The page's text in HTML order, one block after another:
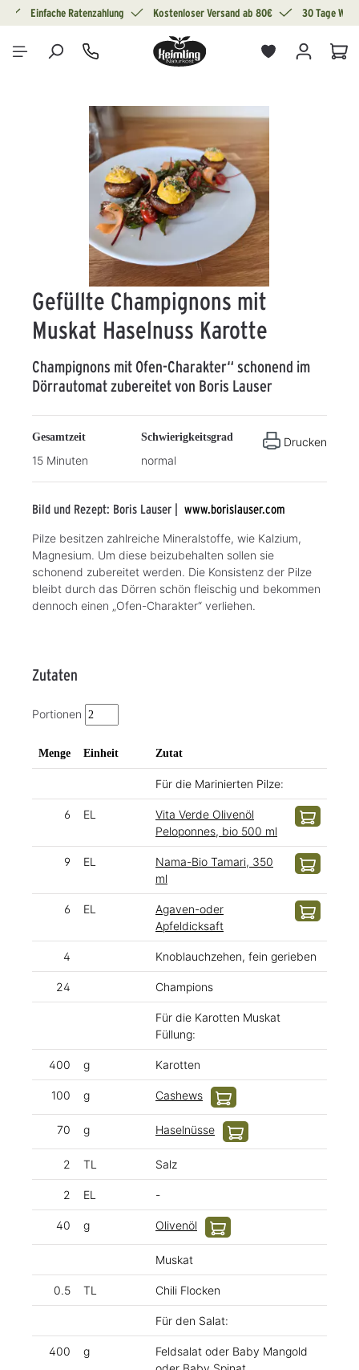
springen
Einfache Ratenzahlung Kostenloser Versand ab 80€ 30 Tage
Bildergalerie überspringen
Gefüllte Champignons mit
Muskat Haselnuss Karotte
Champignons mit Ofen-Charakter“ schonend im
Dörrautomat zubereitet von Boris Lauser
Gesamtzeit
15 Minuten
Schwierigkeitsgrad
normal
Drucken
Bild und Rezept: Boris Lauser | www.borislauser.com
Pilze besitzen zahlreiche Mineralstoffe, wie Kalzium,
Magnesium. Um diese beizubehalten sollen sie
schonend zubereitet werden. Die Konsistenz der Pilze
bleibt durch das Dörren schön fleischig und bekommen
dennoch einen „Ofen-Charakter“ verliehen.
Zutaten
Portionen
Menge Einheit Zutat
Für die Marinierten Pilze:
6 EL
Vita Verde Olivenöl
Peloponnes, bio 500 ml
9 EL
Nama-Bio Tamari, 350
ml
6 EL
Agaven-oder
Apfeldicksaft
4 Knoblauchzehen, fein gerieben
24 Champions
Für die Karotten Muskat
Füllung:
400 g Karotten
100 g Cashews
70 g Haselnüsse
2 TL Salz
2 EL -
40 g Olivenöl
Muskat
0.5 TL Chili Flocken
Für den Salat:
400 g
Feldsalat oder Baby Mangold